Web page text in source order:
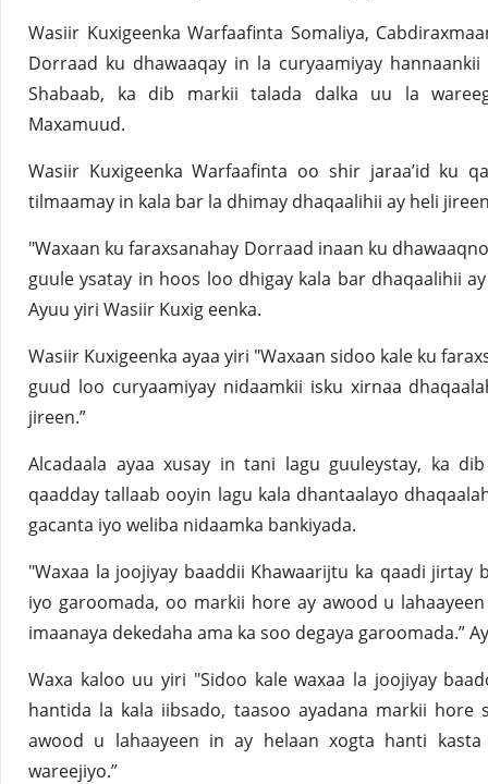
Wasiir Kuxigeenka Warfaafinta Somaliya,
Dorraad ku dhawaaqay in la curyaamiyay
Shabaab, ka dib markii talada dalka uu la
Maxamuud.
Wasiir Kuxigeenka Warfaafinta oo shir jaraa’id ku
tilmaamay in kala bar la dhimay dhaqaalihii ay heli
"Waxaan ku faraxsanahay Dorraad inaan ku
guule ysatay in hoos loo dhigay kala bar dhaqaalihii
Ayuu yiri Wasiir Kuxig eenka.
Wasiir Kuxigeenka ayaa yiri "Waxaan sidoo kale ku
guud loo curyaamiyay nidaamkii isku xirnaa
jireen.”
Alcadaala ayaa xusay in tani lagu guuleystay, ka
qaadday tallaab ooyin lagu kala dhantaalayo
gacanta iyo weliba nidaamka bankiyada.
"Waxaa la joojiyay baaddii Khawaarijtu ka qaadi jirtay
iyo garoomada, oo markii hore ay awood u
imaanaya dekedaha ama ka soo degaya garoomada.”
Waxa kaloo uu yiri "Sidoo kale waxaa la joojiyay
hantida la kala iibsado, taasoo ayadana markii
awood u lahaayeen in ay helaan xogta hanti
wareejiyo.”